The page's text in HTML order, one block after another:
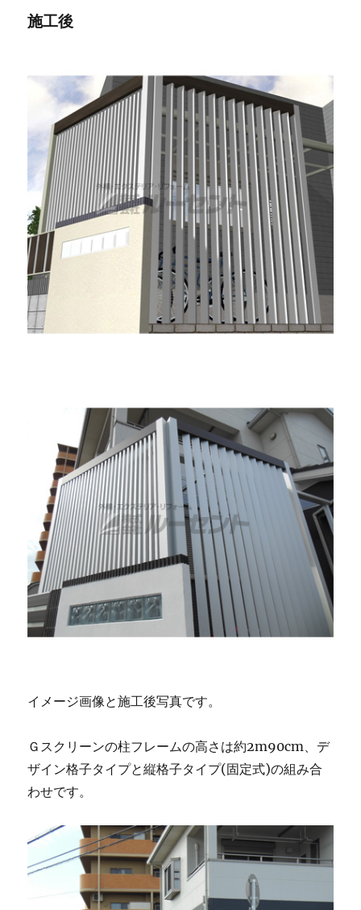
施工後
イメージ画像と施工後写真です。
Ｇスクリーンの柱フレームの高さは約2m90cm、デ
ザイン格子タイプと縦格子タイプ(固定式)の組み合
わせです。